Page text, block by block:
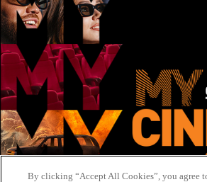
By clicking “Accept All Cookies”, you agree